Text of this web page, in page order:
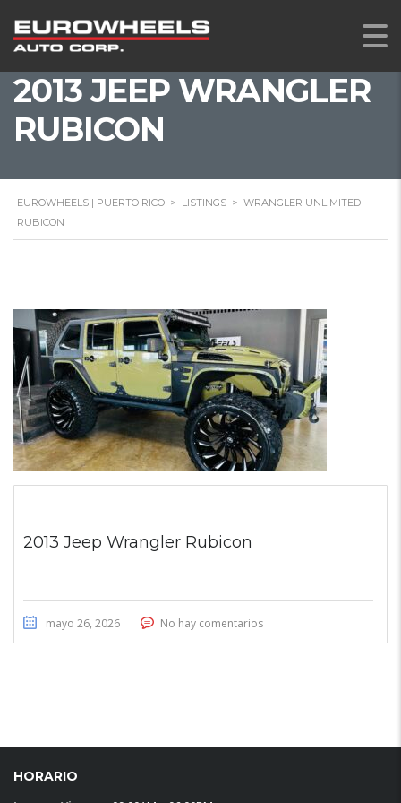
2013 JEEP WRANGLER
RUBICON
EUROWHEELS | PUERTO RICO > LISTINGS > WRANGLER UNLIMITED
RUBICON
2013 Jeep Wrangler Rubicon
mayo 26, 2026 No hay comentarios
HORARIO